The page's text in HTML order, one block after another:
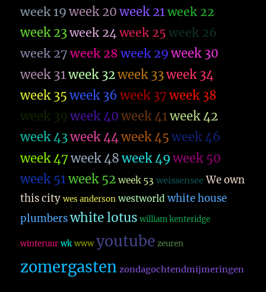
week 19 week 20 week 21week 22
week 23week 24week 25 week 26
week 27 week 28 week 29 week 30
week 31week 32week 33week 34
week 35 week 36 week 37 week 38
week 39 week 40 week 41week 42
week 43week 44week 45 week 46
week 47 week 48 week 49 week 50
week 51week 52 week 53 weissensee We own
this city wes anderson westworld white house
plumbers white lotus william kenteridge
winteruur wk www youtube zeuren
zomergasten zondagochtendmijmeringen